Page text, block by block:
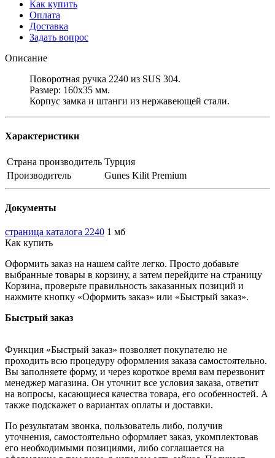
Как купить
Оплата
Доставка
Задать вопрос
Описание
Поворотная ручка 2240 из SUS 304.
Размер: 160х35 мм.
Корпус замка и штанги из нержавеющей стали.
Характеристики
Страна производитель Турция
Производитель
Gunes Kilit Premium
Документы
страница каталога 2240 1 мб
Как купить
Оформить заказ на нашем сайте легко. Просто добавьте
выбранные товары в корзину, а затем перейдите на страницу
Корзина, проверьте правильность заказанных позиций и
нажмите кнопку «Оформить заказ» или «Быстрый заказ».
Быстрый заказ
Функция «Быстрый заказ» позволяет покупателю не
проходить всю процедуру оформления заказа самостоятельно.
Вы заполняете форму, и через короткое время вам перезвонит
менеджер магазина. Он уточнит все условия заказа, ответит
на вопросы, касающиеся качества товара, его особенностей. А
также подскажет о вариантах оплаты и доставки.
По результатам звонка, пользователь либо, получив
уточнения, самостоятельно оформляет заказ, укомплектовав
его необходимыми позициями, либо соглашается на